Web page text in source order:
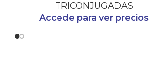
TRICONJUGADAS
Accede para ver precios